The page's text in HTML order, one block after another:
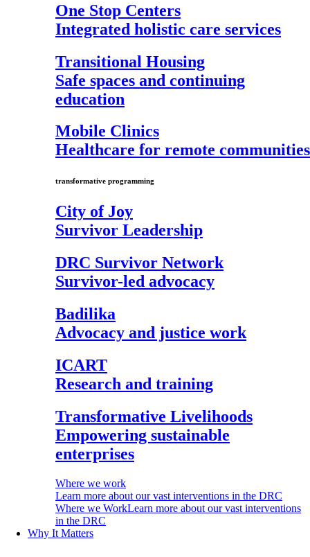
One Stop Centers
Integrated holistic care services
Transitional Housing
Safe spaces and continuing
education
Mobile Clinics
Healthcare for remote communities
transformative programming
City of Joy
Survivor Leadership
DRC Survivor Network
Survivor-led advocacy
Badilika
Advocacy and justice work
ICART
Research and training
Transformative Livelihoods
Empowering sustainable
enterprises
Where we work
Learn more about our vast interventions in the DRC
Where we WorkLearn more about our vast interventions
in the DRC
Why It Matters